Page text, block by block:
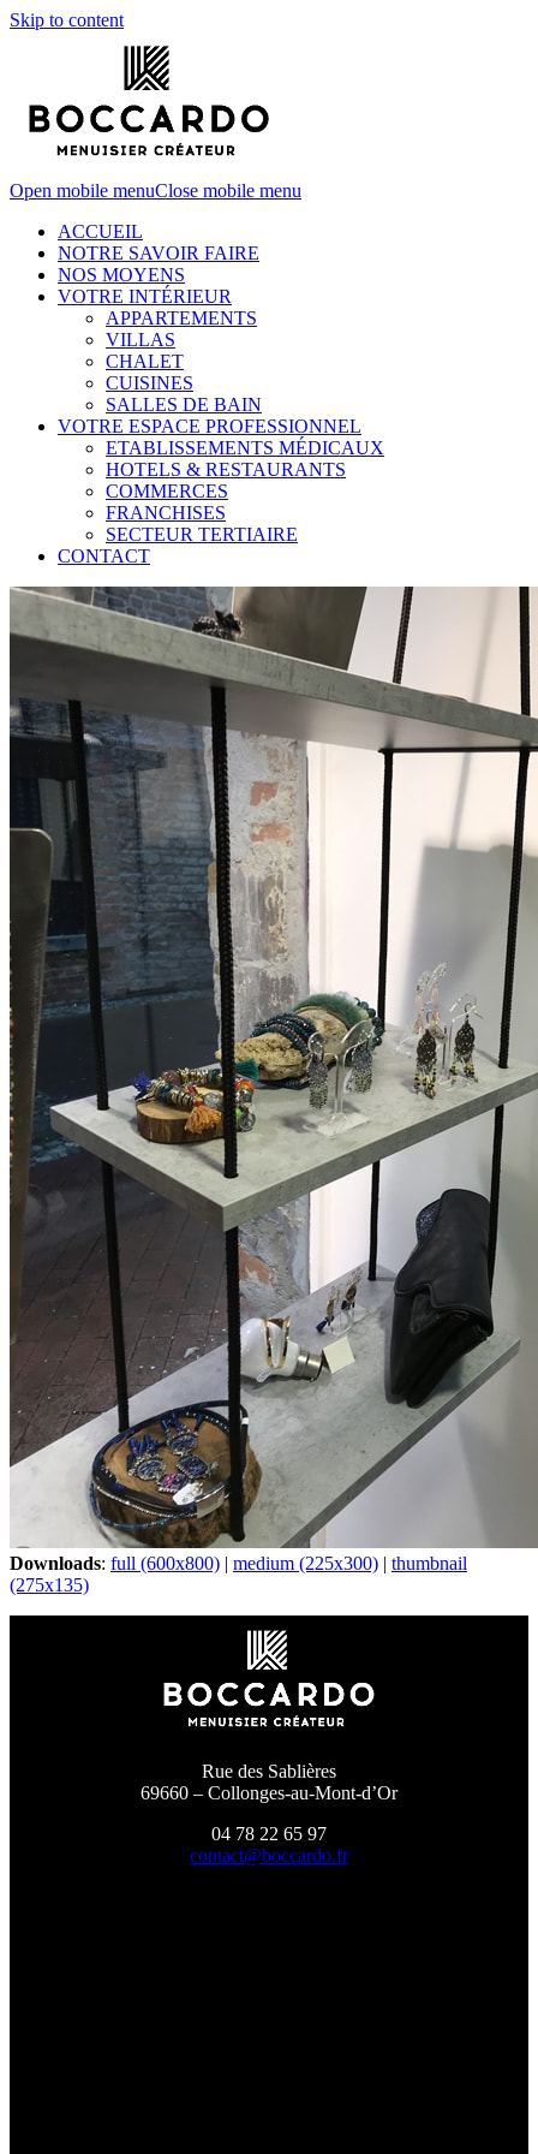
Skip to content
Open mobile menuClose mobile menu
ACCUEIL
NOTRE SAVOIR FAIRE
NOS MOYENS
VOTRE INTÉRIEUR
APPARTEMENTS
VILLAS
CHALET
CUISINES
SALLES DE BAIN
VOTRE ESPACE PROFESSIONNEL
ETABLISSEMENTS MÉDICAUX
HOTELS & RESTAURANTS
COMMERCES
FRANCHISES
SECTEUR TERTIAIRE
CONTACT
Downloads: full (600x800) | medium (225x300) | thumbnail
(275x135)
Rue des Sablières
69660 – Collonges-au-Mont-d’Or
04 78 22 65 97
contact@boccardo.fr